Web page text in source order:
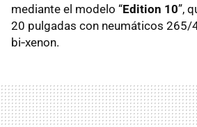
mediante el modelo “Edition 10”,
20 pulgadas con neumáticos 265/
bi‑xenon.